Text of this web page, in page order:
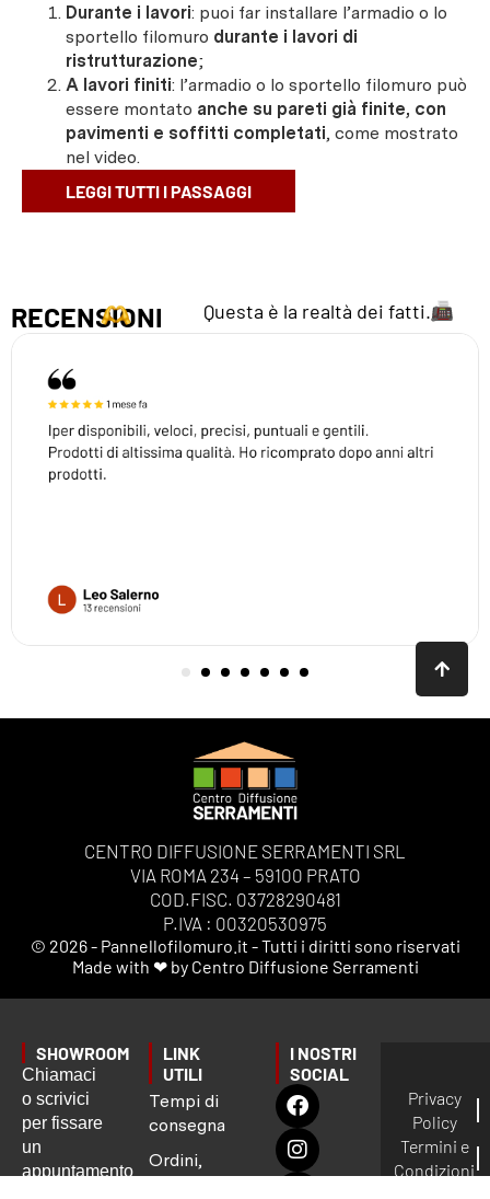
Durante i lavori: puoi far installare l’armadio o lo
sportello filomuro durante i lavori di
ristrutturazione;
A lavori finiti: l’armadio o lo sportello filomuro può
essere montato anche su pareti già finite, con
pavimenti e soffitti completati, come mostrato
nel video.
LEGGI TUTTI I PASSAGGI
RECENSIONI Questa è la realtà dei fatti.
CENTRO DIFFUSIONE SERRAMENTI SRL
VIA ROMA 234 – 59100 PRATO
COD.FISC. 03728290481
P.IVA : 00320530975
© 2026 - Pannellofilomuro.it - Tutti i diritti sono riservati
Made with ❤ by Centro Diffusione Serramenti
SHOWROOM
Chiamaci
o scrivici
per fissare
un
appuntamento
LINK
UTILI
Tempi di
consegna
Ordini,
I NOSTRI
SOCIAL
Privacy
Policy
Termini e
Condizioni